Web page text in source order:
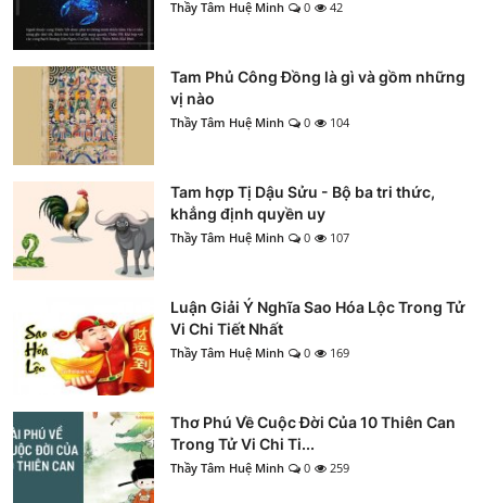
Thầy Tâm Huệ Minh 0 42
Tam Phủ Công Đồng là gì và gồm những
vị nào
Thầy Tâm Huệ Minh 0 104
Tam hợp Tị Dậu Sửu - Bộ ba tri thức,
khẳng định quyền uy
Thầy Tâm Huệ Minh 0 107
Luận Giải Ý Nghĩa Sao Hóa Lộc Trong Tử
Vi Chi Tiết Nhất
Thầy Tâm Huệ Minh 0 169
Thơ Phú Về Cuộc Đời Của 10 Thiên Can
Trong Tử Vi Chi Ti...
Thầy Tâm Huệ Minh 0 259